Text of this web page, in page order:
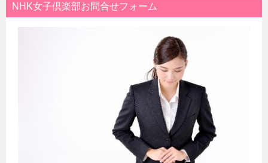
NHK女子倶楽部お問合せフォーム